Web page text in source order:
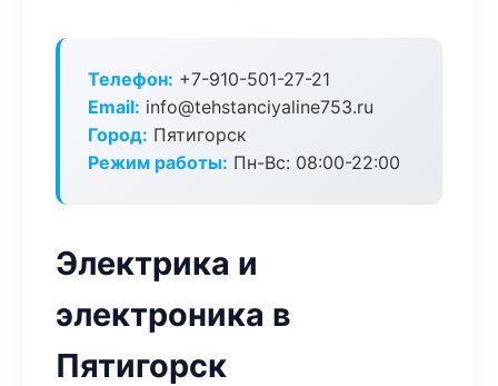
Телефон: +7-910-501-27-21
Email: info@tehstanciyaline753.ru
Город: Пятигорск
Режим работы: Пн-Вс: 08:00-22:00
Электрика и
электроника в
Пятигорск